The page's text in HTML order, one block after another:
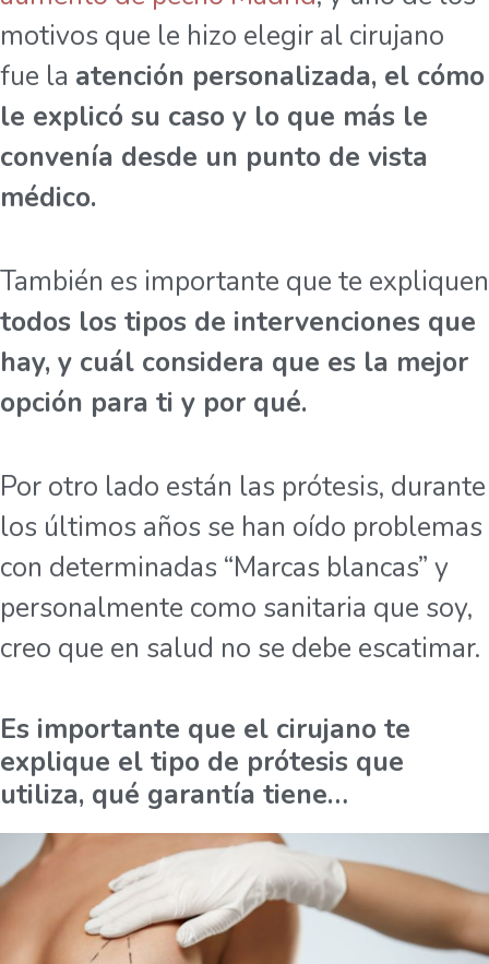
motivos que le hizo elegir al cirujano
fue la atención personalizada, el cómo
le explicó su caso y lo que más le
convenía desde un punto de vista
médico.
También es importante que te expliquen
todos los tipos de intervenciones que
hay, y cuál considera que es la mejor
opción para ti y por qué.
Por otro lado están las prótesis, durante
los últimos años se han oído problemas
con determinadas “Marcas blancas” y
personalmente como sanitaria que soy,
creo que en salud no se debe escatimar.
Es importante que el cirujano te
explique el tipo de prótesis que
utiliza, qué garantía tiene…